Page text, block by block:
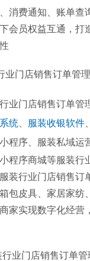
消费通知、账单查
会员权益互通，打
业门店销售订单管
统
服装收银软件
程序、服装私域运
程序商城等服装行
装行业门店销售订
包皮具、家居家纺
家实现数字化经营
业门店销售订单